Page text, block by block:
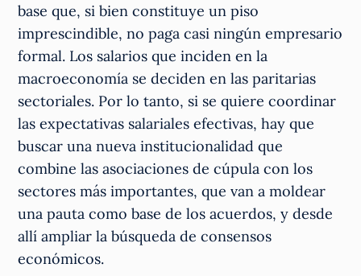
base que, si bien constituye un piso
imprescindible, no paga casi ningún empresario
formal. Los salarios que inciden en la
macroeconomía se deciden en las paritarias
sectoriales. Por lo tanto, si se quiere coordinar
las expectativas salariales efectivas, hay que
buscar una nueva institucionalidad que
combine las asociaciones de cúpula con los
sectores más importantes, que van a moldear
una pauta como base de los acuerdos, y desde
allí ampliar la búsqueda de consensos
económicos.